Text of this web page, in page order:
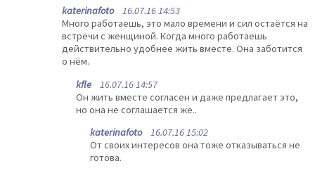
katerinafoto16.07.16 14:53
Много работаешь, это мало времени и сил остаётся на
встречи с женщиной. Когда много работаешь
действительно удобнее жить вместе. Она заботится
о нём.
kfle 16.07.16 14:57
Он жить вместе согласен и даже предлагает это,
но она не соглашается же..
katerinafoto16.07.16 15:02
От своих интересов она тоже отказываться не
готова.